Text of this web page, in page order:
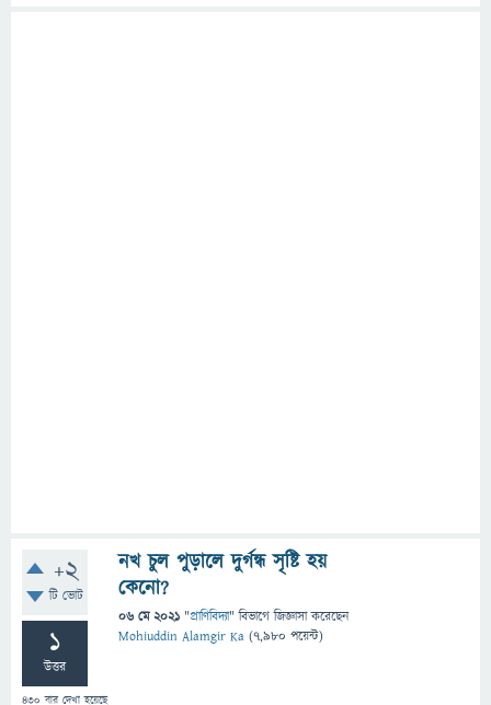
+2
টি ভোট
1
উত্তর
430 বার দেখা হয়েছে
নখ চুল পুড়ালে দুর্গন্ধ সৃষ্টি হয়
কেনো?
06 মে 2021 "প্রাণিবিদ্যা" বিভাগে জিজ্ঞাসাকরেছেন
Mohiuddin Alamgir Ka (7,980 পয়েন্ট)